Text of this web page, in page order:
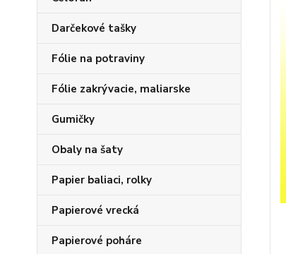
Darčekové tašky
Fólie na potraviny
Fólie zakrývacie, maliarske
Gumičky
Obaly na šaty
Papier baliaci, rolky
Papierové vrecká
Papierové poháre